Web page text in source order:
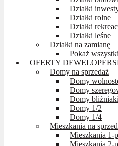
Działki
Działki rolne
Działki
Działki leśne
Działki na zamianę
Pokaż
OFERTY
Domy na sprzedaż
Domy
Domy
Domy bliźniaki
Domy 1/2
Domy 1/4
Mieszkania na
Mieszkania 1-
Mieszkania 2-